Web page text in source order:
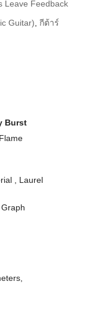
Leave Feedback
Guitar), กีต้าร์
Burst
, Laurel